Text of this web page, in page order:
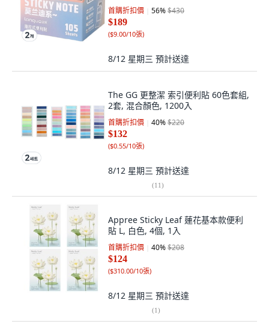
首購折扣價 56%$430
$189
($9.00/10張)
8/12 星期三 預計送達
The GG 更整潔 索引便利貼 60色套組,
2套, 混合顏色, 1200入
首購折扣價 40%$220
$132
($0.55/10張)
8/12 星期三 預計送達
(11)
Appree Sticky Leaf 蓮花基本款便利
貼 L, 白色, 4個, 1入
首購折扣價 40%$208
$124
($310.00/10張)
8/12 星期三 預計送達
(1)